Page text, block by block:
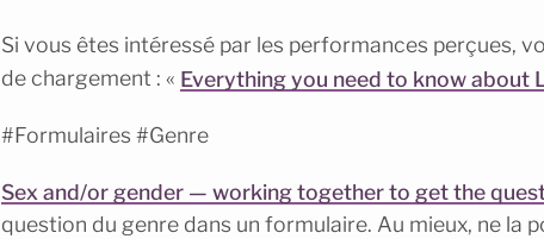
Si vous êtes intéressé par les performances perçues,
de chargement : « Everything you need to know about
#Formulaires #Genre
Sex and/or gender — working together to get the
question du genre dans un formulaire. Au mieux, ne la